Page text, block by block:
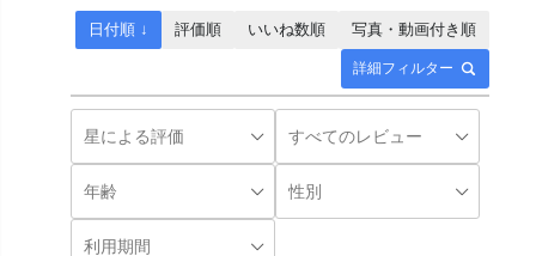
詳細フィルター
日付順 ↓ 評価順 いいね数順 写真・動画付き順